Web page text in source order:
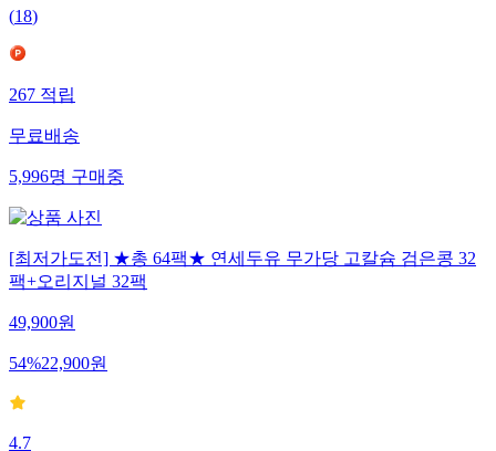
(18)
267적립
무료배송
5,996명구매중
[최저가도전] ★총 64팩★ 연세두유 무가당 고칼슘 검은콩 32
팩+오리지널 32팩
49,900원
54%22,900원